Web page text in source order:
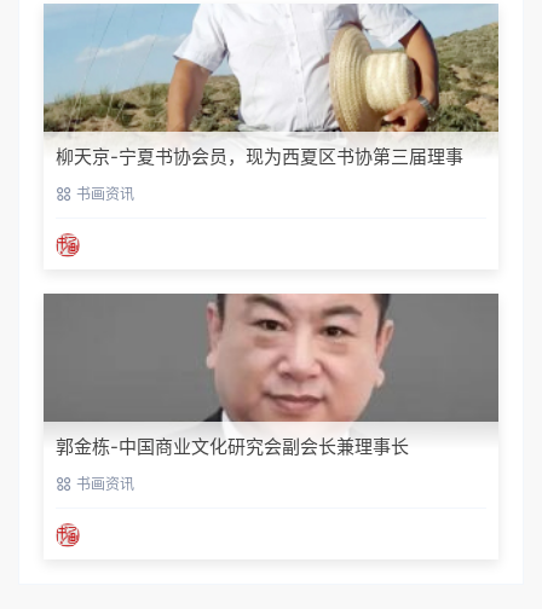
柳天京-宁夏书协会员，现为西夏区书协第三届理事
书画资讯
郭金栋-中国商业文化研究会副会长兼理事长
书画资讯